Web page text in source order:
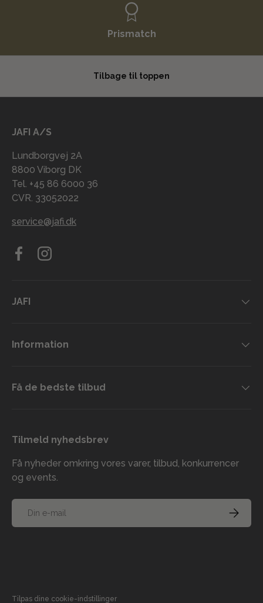
Prismatch
Tilbage til toppen
JAFI A/S
Lundborgvej 2A
8800 Viborg DK
Tel. +45 86 6000 36
CVR. 33052022
service@jafi.dk
FacebookInstagram
JAFI
Information
Få de bedste tilbud
Tilmeld nyhedsbrev
Få nyheder omkring vores varer, tilbud, konkurrencer
og events.
TILMELD
Tilpas dine cookie-indstillinger